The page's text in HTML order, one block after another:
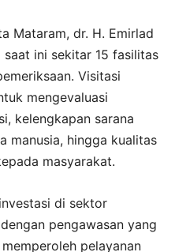
Mataram, dr. H. Emirlad
saat ini sekitar 15 fasilitas
Visitasi
mengevaluasi
kelengkapan sarana
manusia, hingga kualitas
masyarakat.
di sektor
pengawasan yang
pelayanan